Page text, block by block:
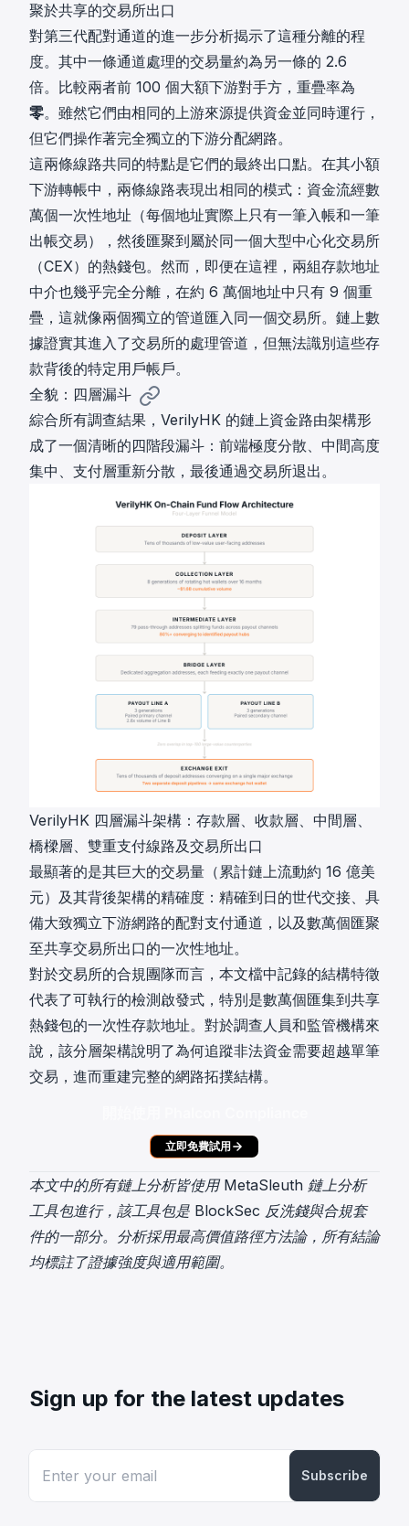
聚於共享的交易所出口
對第三代配對通道的進一步分析揭示了這種分離的程
度。其中一條通道處理的交易量約為另一條的 2.6
倍。比較兩者前 100 個大額下游對手方，重疊率為
零。雖然它們由相同的上游來源提供資金並同時運行，
但它們操作著完全獨立的下游分配網路。
這兩條線路共同的特點是它們的最終出口點。在其小額
下游轉帳中，兩條線路表現出相同的模式：資金流經數
萬個一次性地址（每個地址實際上只有一筆入帳和一筆
出帳交易），然後匯聚到屬於同一個大型中心化交易所
（CEX）的熱錢包。然而，即便在這裡，兩組存款地址
中介也幾乎完全分離，在約 6 萬個地址中只有 9 個重
疊，這就像兩個獨立的管道匯入同一個交易所。鏈上數
據證實其進入了交易所的處理管道，但無法識別這些存
款背後的特定用戶帳戶。
全貌：四層漏斗
綜合所有調查結果，VerilyHK 的鏈上資金路由架構形
成了一個清晰的四階段漏斗：前端極度分散、中間高度
集中、支付層重新分散，最後通過交易所退出。
VerilyHK 四層漏斗架構：存款層、收款層、中間層、
橋樑層、雙重支付線路及交易所出口
最顯著的是其巨大的交易量（累計鏈上流動約 16 億美
元）及其背後架構的精確度：精確到日的世代交接、具
備大致獨立下游網路的配對支付通道，以及數萬個匯聚
至共享交易所出口的一次性地址。
對於交易所的合規團隊而言，本文檔中記錄的結構特徵
代表了可執行的檢測啟發式，特別是數萬個匯集到共享
熱錢包的一次性存款地址。對於調查人員和監管機構來
說，該分層架構說明了為何追蹤非法資金需要超越單筆
交易，進而重建完整的網路拓撲結構。
立即免費試用
本文中的所有鏈上分析皆使用 MetaSleuth 鏈上分析
工具包進行，該工具包是 BlockSec 反洗錢與合規套
件的一部分。分析採用最高價值路徑方法論，所有結論
均標註了證據強度與適用範圍。
Sign up for the latest updates
Subscribe